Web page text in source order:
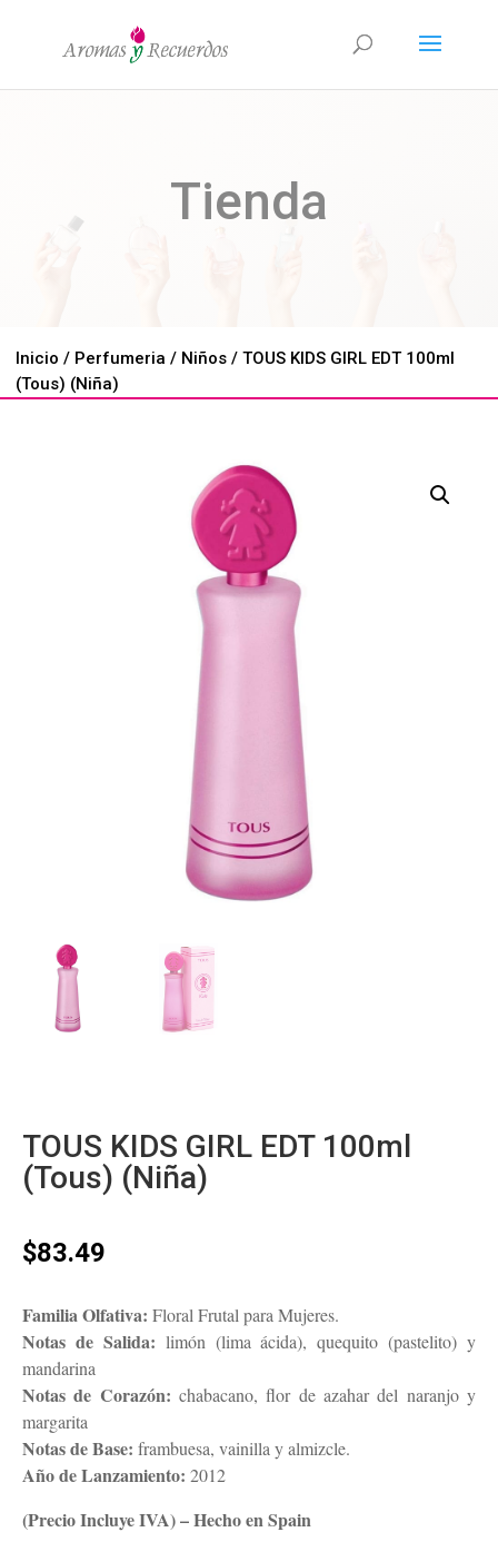
Tienda
Inicio / Perfumeria / Niños / TOUS KIDS GIRL EDT 100ml
(Tous) (Niña)
TOUS KIDS GIRL EDT 100ml
(Tous) (Niña)
$83.49
Familia Olfativa: Floral Frutal para Mujeres.
Notas de Salida: limón (lima ácida), quequito (pastelito) y
mandarina
Notas de Corazón: chabacano, flor de azahar del naranjo y
margarita
Notas de Base: frambuesa, vainilla y almizcle.
Año de Lanzamiento: 2012
(Precio Incluye IVA) – Hecho en Spain